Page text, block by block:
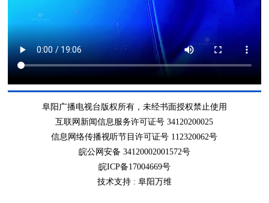
阜阳广播电视台版权所有，未经书面授权禁止使用
互联网新闻信息服务许可证号 34120200025
信息网络传播视听节目许可证号 112320062号
皖公网安备 34120002001572号
皖ICP备17004669号
技术支持 : 阜阳万维